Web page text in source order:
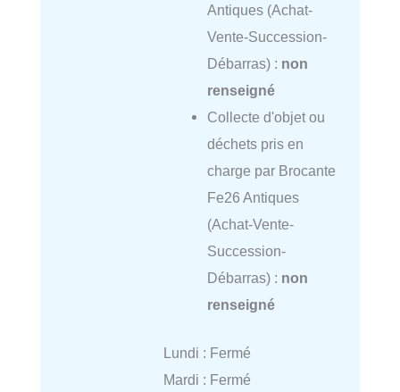
Antiques (Achat-
Vente-Succession-
Débarras) : non
renseigné
Collecte d'objet ou
déchets pris en
charge par Brocante
Fe26 Antiques
(Achat-Vente-
Succession-
Débarras) : non
renseigné
Lundi : Fermé
Mardi : Fermé